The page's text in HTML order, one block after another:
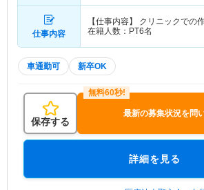
仕事内容
【仕事内容】 クリニックでの
在籍人数：PT6名
車通勤可 新卒OK
保存する
最新の募集状況を問
詳細を見る